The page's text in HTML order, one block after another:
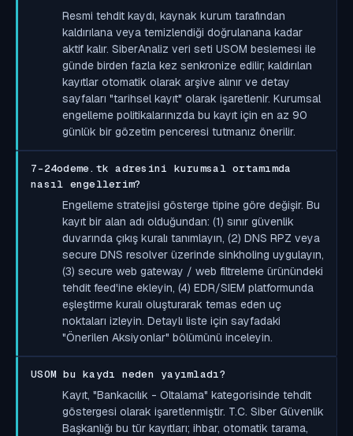
Resmi tehdit kaydı, kaynak kurum tarafından
kaldırılana veya temizlendiği doğrulanana kadar
aktif kalır. SiberAnaliz veri seti USOM beslemesi ile
günde birden fazla kez senkronize edilir; kaldırılan
kayıtlar otomatik olarak arşive alınır ve detay
sayfaları "tarihsel kayıt" olarak işaretlenir. Kurumsal
engelleme politikalarınızda bu kayıt için en az 90
günlük bir gözetim penceresi tutmanız önerilir.
7-24odeme.tk adresini kurumsal ortamımda
nasıl engellerim?
Engelleme stratejisi gösterge tipine göre değişir. Bu
kayıt bir alan adı olduğundan: (1) sınır güvenlik
duvarında çıkış kuralı tanımlayın, (2) DNS RPZ veya
secure DNS resolver üzerinde sinkholing uygulayın,
(3) secure web gateway / web filtreleme ürünündeki
tehdit feed'ine ekleyin, (4) EDR/SIEM platformunda
eşleştirme kuralı oluşturarak temas eden uç
noktaları izleyin. Detaylı liste için sayfadaki
"Önerilen Aksiyonlar" bölümünü inceleyin.
USOM bu kaydı neden yayımladı?
Kayıt, "Bankacılık - Oltalama" kategorisinde tehdit
göstergesi olarak işaretlenmiştir. T.C. Siber Güvenlik
Başkanlığı bu tür kayıtları; ihbar, otomatik tarama,